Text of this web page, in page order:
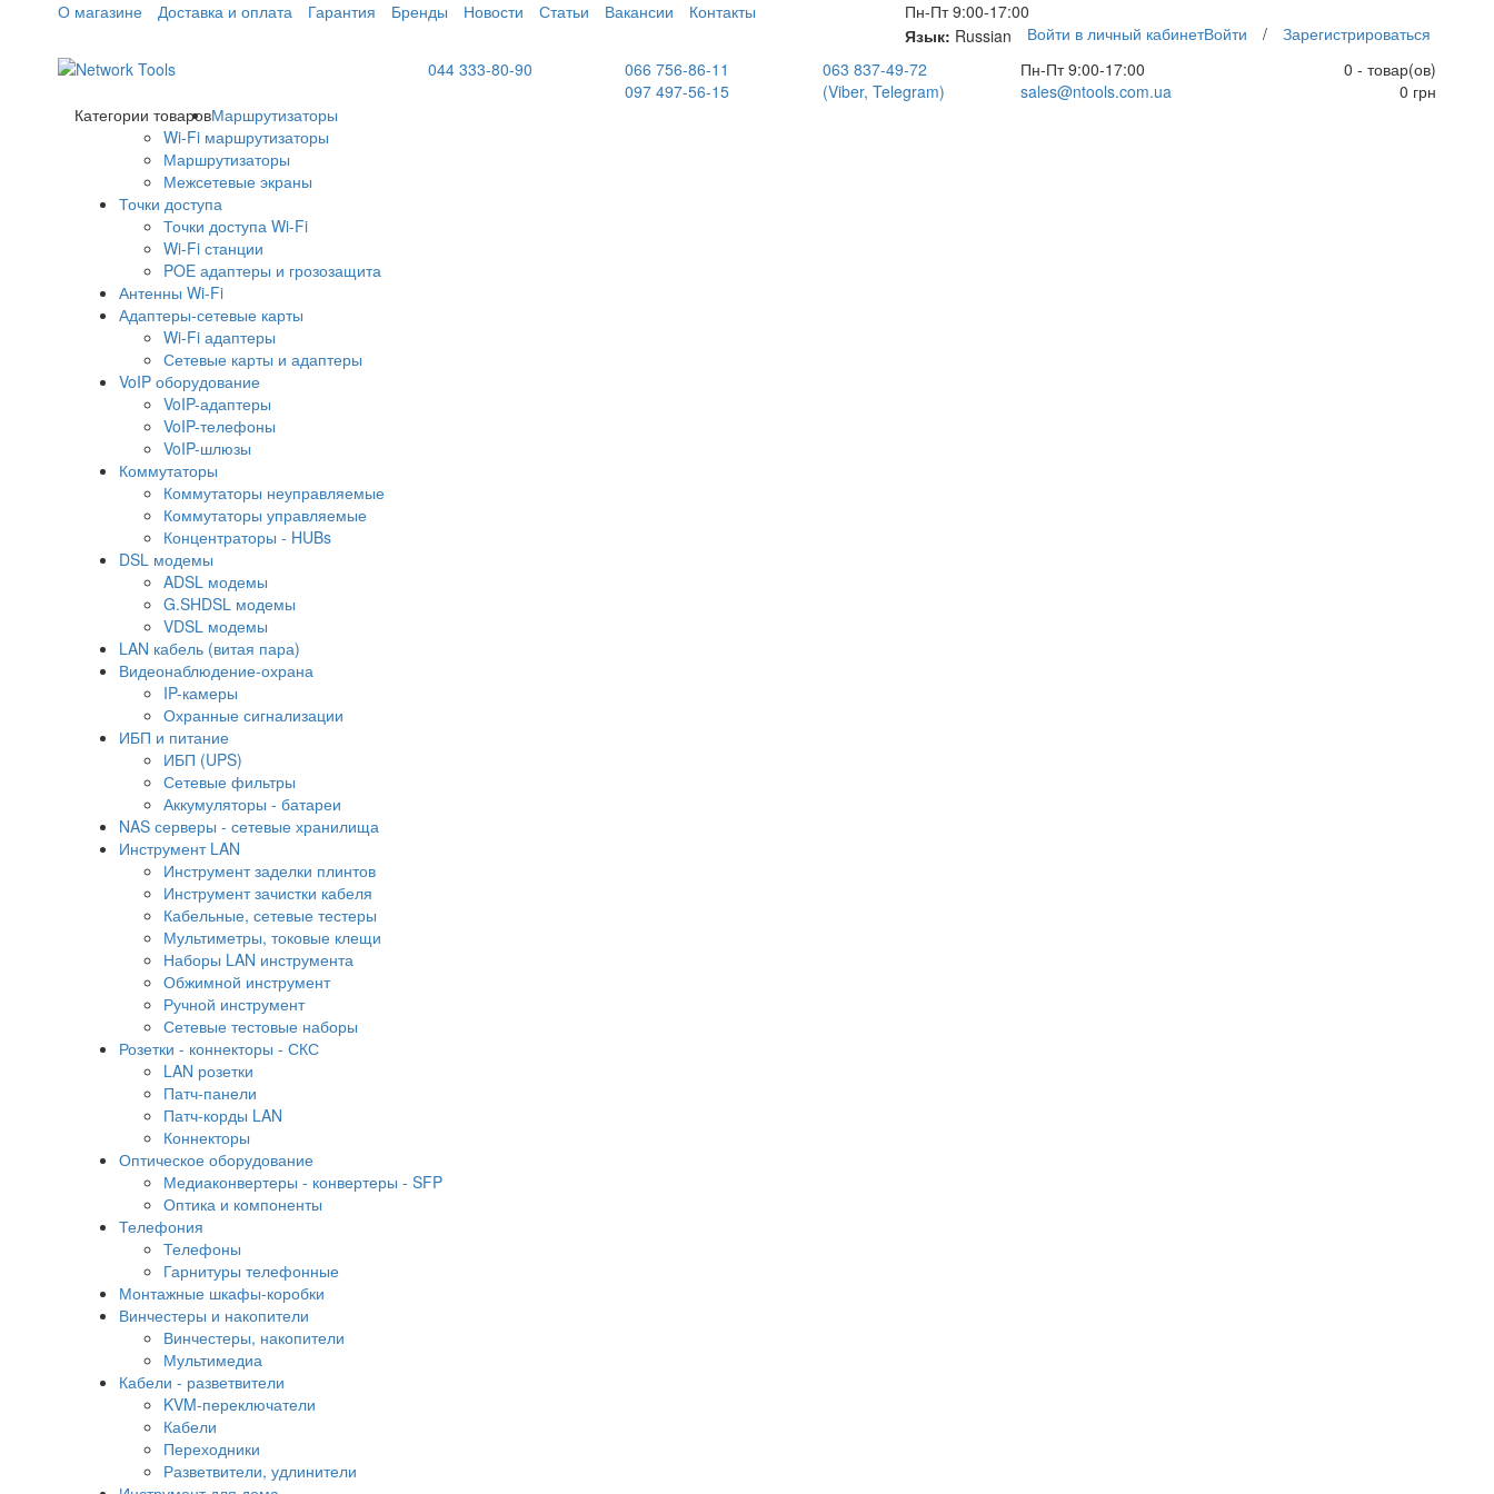
О магазине Доставка и оплата Гарантия Бренды Новости Статьи Вакансии Контакты
Пн-Пт 9:00-17:00
Язык: Russian Войти в личный кабинетВойти /
Зарегистрироваться
044 333-80-90
066 756-86-11
097 497-56-15
063 837-49-72
(Viber, Telegram)
Пн-Пт 9:00-17:00
sales@ntools.com.ua
0 - товар(ов)
0 грн
Категории товаровМаршрутизаторы
Wi-Fi маршрутизаторы
Маршрутизаторы
Межсетевые экраны
Точки доступа
Точки доступа Wi-Fi
Wi-Fi станции
POE адаптеры и грозозащита
Антенны Wi-Fi
Адаптеры-сетевые карты
Wi-Fi адаптеры
Сетевые карты и адаптеры
VoIP оборудование
VoIP-адаптеры
VoIP-телефоны
VoIP-шлюзы
Коммутаторы
Коммутаторы неуправляемые
Коммутаторы управляемые
Концентраторы - HUBs
DSL модемы
ADSL модемы
G.SHDSL модемы
VDSL модемы
LAN кабель (витая пара)
Видеонаблюдение-охрана
IP-камеры
Охранные сигнализации
ИБП и питание
ИБП (UPS)
Сетевые фильтры
Аккумуляторы - батареи
NAS серверы - сетевые хранилища
Инструмент LAN
Инструмент заделки плинтов
Инструмент зачистки кабеля
Кабельные, сетевые тестеры
Мультиметры, токовые клещи
Наборы LAN инструмента
Обжимной инструмент
Ручной инструмент
Сетевые тестовые наборы
Розетки - коннекторы - СКС
LAN розетки
Патч-панели
Патч-корды LAN
Коннекторы
Оптическое оборудование
Медиаконвертеры - конвертеры - SFP
Оптика и компоненты
Телефония
Телефоны
Гарнитуры телефонные
Монтажные шкафы-коробки
Винчестеры и накопители
Винчестеры, накопители
Мультимедиа
Кабели - разветвители
KVM-переключатели
Кабели
Переходники
Разветвители, удлинители